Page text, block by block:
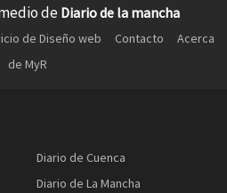
de Diario de la mancha
de Diseño web Contacto
Acerca
de MyR
Diario de Cuenca
Diario de La Mancha